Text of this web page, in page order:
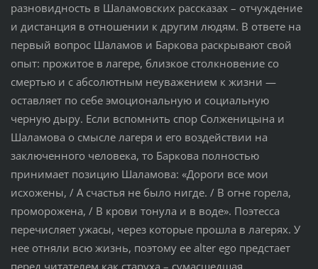
разновидность в Шаламовских рассказах – отчуждение
и дистанция в отношении к другим людям. В ответе на
первый вопрос Шаламов и Баркова раскрывают свой
опыт: прожитое в лагере, близкое столкновение со
смертью и с абсолютным неуважением к жизни —
оставляет по себе эмоциональную и социальную
черную дыру. Если вспомнить спор Солженицына и
Шаламова о смысле лагеря и его воздействии на
заключенного человека, то Баркова полностью
принимает позицию Шаламова: «Дороги все мои
исхожены, / А счастья не было нигде. / В огне горела,
проморожена, / В крови тонула и в воде». Поэтесса
перечисляет ужасы, через которые прошла в лагерях. У
нее отняли всю жизнь, поэтому ее alter ego предстает